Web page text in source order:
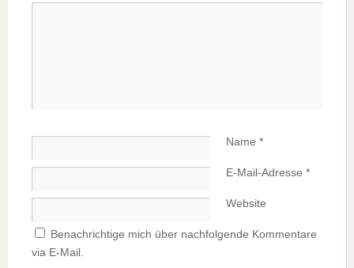
Name *
E-Mail-Adresse *
Website
Benachrichtige mich über nachfolgende Kommentare
via E-Mail.